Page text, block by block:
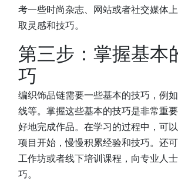
考一些时尚杂志、网站或者社交媒体
取灵感和技巧。
第三步：掌握基本
巧
编织饰品链需要一些基本的技巧，例
线等。掌握这些基本的技巧是非常重
好地完成作品。在学习的过程中，可
项目开始，慢慢积累经验和技巧。还
工作坊或者线下培训课程，向专业人
巧。